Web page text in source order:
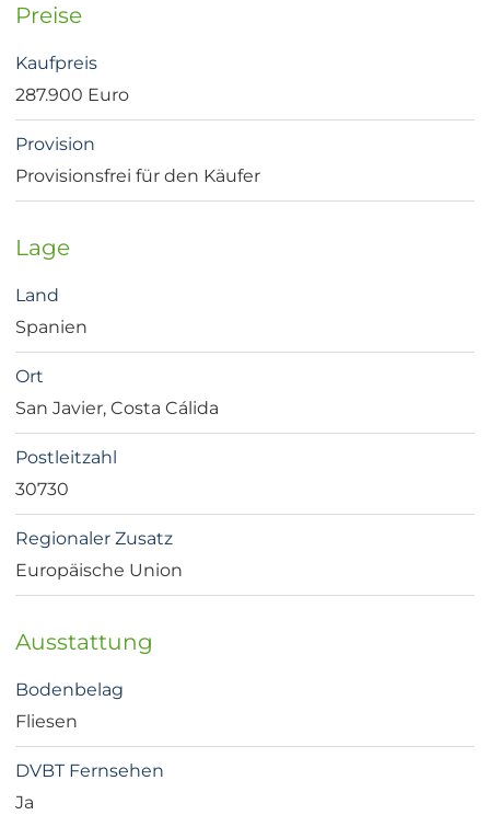
Preise
Kaufpreis
287.900 Euro
Provision
Provisionsfrei für den Käufer
Lage
Land
Spanien
Ort
San Javier, Costa Cálida
Postleitzahl
30730
Regionaler Zusatz
Europäische Union
Ausstattung
Bodenbelag
Fliesen
DVBT Fernsehen
Ja